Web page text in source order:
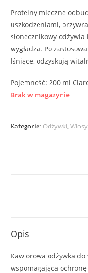
Proteiny mleczne
uszkodzeniami,
słonecznikowy
wygładza. Po
lśniące, odzyskują
Pojemność: 200 ml
Brak w magazynie
Kategorie: Odżywki ,Włosy
Opis
Kawiorowa odżywka do
wspomagająca